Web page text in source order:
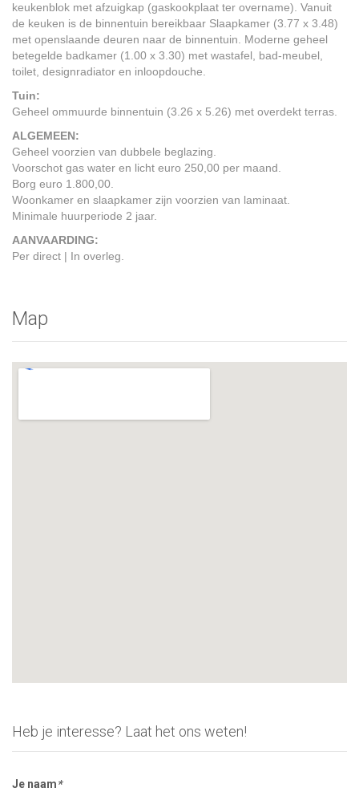
keukenblok met afzuigkap (gaskookplaat ter overname). Vanuit
de keuken is de binnentuin bereikbaar Slaapkamer (3.77 x 3.48)
met openslaande deuren naar de binnentuin. Moderne geheel
betegelde badkamer (1.00 x 3.30) met wastafel, bad-meubel,
toilet, designradiator en inloopdouche.
Tuin:
Geheel ommuurde binnentuin (3.26 x 5.26) met overdekt terras.
ALGEMEEN:
Geheel voorzien van dubbele beglazing.
Voorschot gas water en licht euro 250,00 per maand.
Borg euro 1.800,00.
Woonkamer en slaapkamer zijn voorzien van laminaat.
Minimale huurperiode 2 jaar.
AANVAARDING:
Per direct | In overleg.
Map
Heb je interesse? Laat het ons weten!
Je naam*